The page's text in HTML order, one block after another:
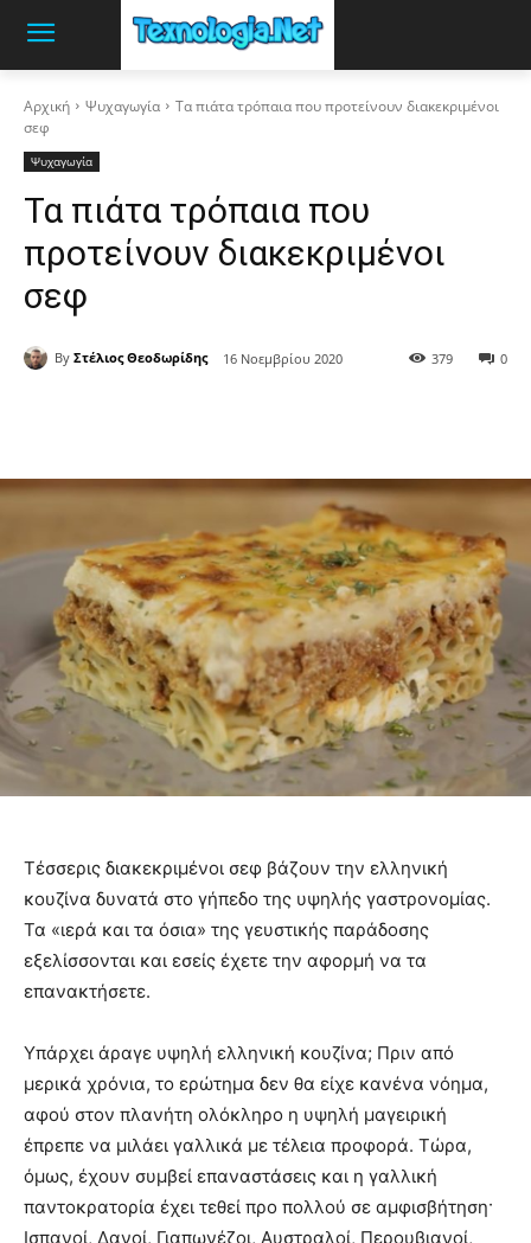
Αρχική Ψυχαγωγία
Τα πιάτα τρόπαια που προτείνουν διακεκριμένοι
σεφ
Ψυχαγωγία
Τα πιάτα τρόπαια που
προτείνουν διακεκριμένοι
σεφ
By Στέλιος Θεοδωρίδης 16 Νοεμβρίου 2020 0
379
Τέσσερις διακεκριμένοι σεφ βάζουν την ελληνική
κουζίνα δυνατά στο γήπεδο της υψηλής γαστρονομίας.
Τα «ιερά και τα όσια» της γευστικής παράδοσης
εξελίσσονται και εσείς έχετε την αφορμή να τα
επανακτήσετε.
Υπάρχει άραγε υψηλή ελληνική κουζίνα; Πριν από
μερικά χρόνια, το ερώτημα δεν θα είχε κανένα νόημα,
αφού στον πλανήτη ολόκληρο η υψηλή μαγειρική
έπρεπε να μιλάει γαλλικά με τέλεια προφορά. Τώρα,
όμως, έχουν συμβεί επαναστάσεις και η γαλλική
παντοκρατορία έχει τεθεί προ πολλού σε αμφισβήτηση·
Ισπανοί, Δανοί, Γιαπωνέζοι, Αυστραλοί, Περουβιανοί,